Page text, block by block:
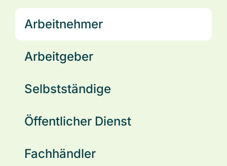
Arbeitnehmer
Arbeitgeber
Selbstständige
Öffentlicher Dienst
Fachhändler